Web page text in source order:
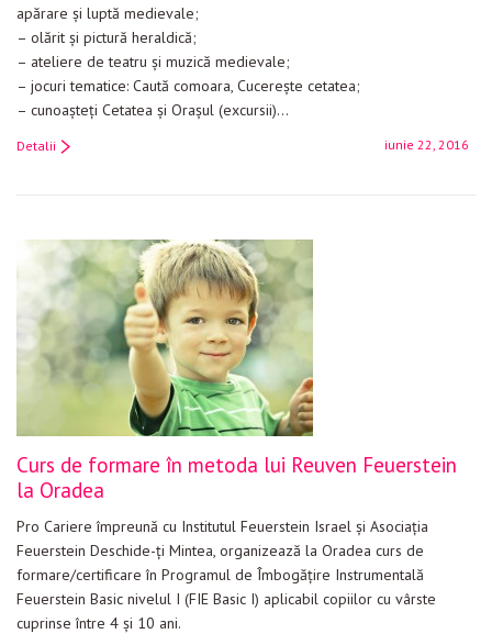
apărare și luptă medievale;
– olărit și pictură heraldică;
– ateliere de teatru și muzică medievale;
– jocuri tematice: Caută comoara, Cucerește cetatea;
– cunoaște­ți Cetatea și Orașul (excursii)…
iunie 22, 2016
Detalii
Curs de formare în metoda lui Reuven Feuerstein
la Oradea
Pro Cariere împreună cu Institutul Feuerstein Israel și Asociația
Feuerstein Deschide-ți Mintea, organizează la Oradea curs de
formare/certificare în Programul de Îmbogățire Instrumentală
Feuerstein Basic nivelul I (FIE Basic I) aplicabil copiilor cu vârste
cuprinse între 4 și 10 ani.